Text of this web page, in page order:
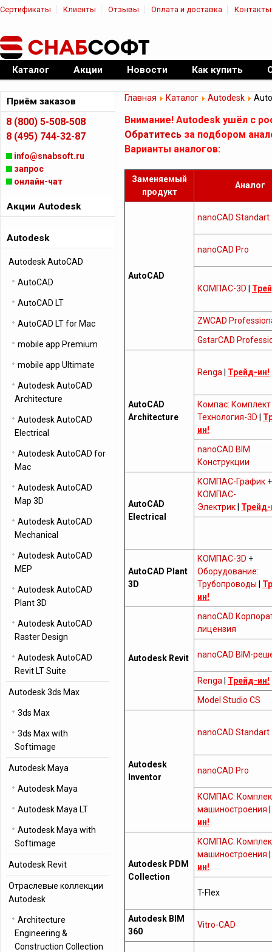
Сертификаты Клиенты Отзывы Оплата и доставка Контакты
Официальный дилер ПО
Каталог Акции Новости Как купить
Главная Каталог Autodesk
Внимание! Autodesk ушёл с
Обратитесь за подбором
Варианты аналогов:
Заменяемый
продукт
Аналог
AutoCAD
nanoCAD Standart
nanoCAD Pro
КОМПАС-3D
ZWCAD
GstarCAD
AutoCAD
Architecture
Renga Трейд-ин!
Компас: Комплект
Технология-3D
ин!
nanoCAD BIM
Конструкции
AutoCAD
Electrical
КОМПАС-График +
КОМПАС-
Электрик
Трейд-
AutoCAD Plant
3D
КОМПАС-3D +
Оборудование:
Трубопроводы
ин!
Autodesk Revit
nanoCAD
лицензия
nanoCAD BIM-
Renga
Трейд-ин!
Model Studio CS
Autodesk
Inventor
nanoCAD Standart
nanoCAD Pro
КОМПАС:
машиностроения
ин!
Autodesk PDM
Collection
КОМПАС:
машиностроения
ин!
T-Flex
Autodesk BIM
360
Vitro-CAD
Приём заказов
8 (800) 5-508-508
8 (495) 744-32-87
info@snabsoft.ru
запрос
онлайн-чат
Акции Autodesk
Autodesk
Autodesk AutoCAD
AutoCAD
AutoCAD LT
AutoCAD LT for Mac
mobile app Premium
mobile app Ultimate
Autodesk AutoCAD
Architecture
Autodesk AutoCAD
Electrical
Autodesk AutoCAD for
Mac
Autodesk AutoCAD
Map 3D
Autodesk AutoCAD
Mechanical
Autodesk AutoCAD
MEP
Autodesk AutoCAD
Plant 3D
Autodesk AutoCAD
Raster Design
Autodesk AutoCAD
Revit LT Suite
Autodesk 3ds Max
3ds Max
3ds Max with
Softimage
Autodesk Maya
Autodesk Maya
Autodesk Maya LT
Autodesk Maya with
Softimage
Autodesk Revit
Отраслевые коллекции
Autodesk
Architecture
Engineering &
Construction Collection